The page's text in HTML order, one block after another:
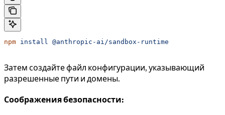
npm install @anthropic-ai/sandbox-runtime
Затем создайте файл конфигурации, указывающий
разрешенные пути и домены.
Соображения безопасности: